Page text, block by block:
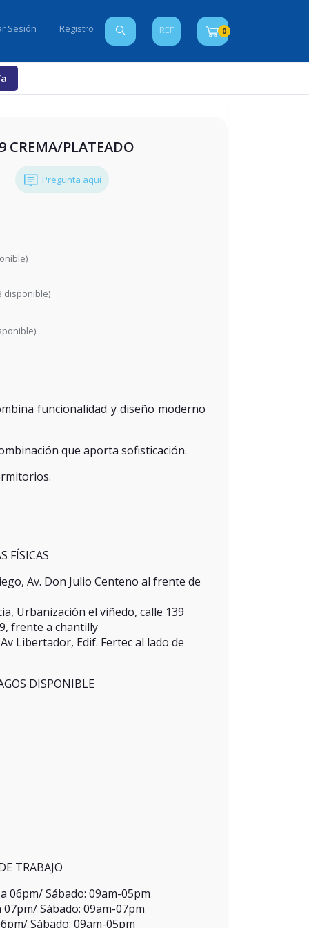
Sesión Registro 0
REF
CREMA/PLATEADO
Pregunta aquí
disponible)
funcionalidad y diseño moderno
que aporta sofisticación.
FÍSICAS
Av. Don Julio Centeno al frente de
Urbanización el viñedo, calle 139
frente a chantilly
Libertador, Edif. Fertec al lado de
DISPONIBLE
TRABAJO
06pm/ Sábado: 09am-05pm
Sábado: 09am-07pm
Sábado: 09am-05pm